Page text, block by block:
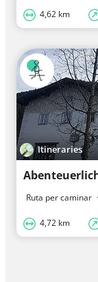
4,62 km
Itineraries
Ruta per caminar ·
4,72 km